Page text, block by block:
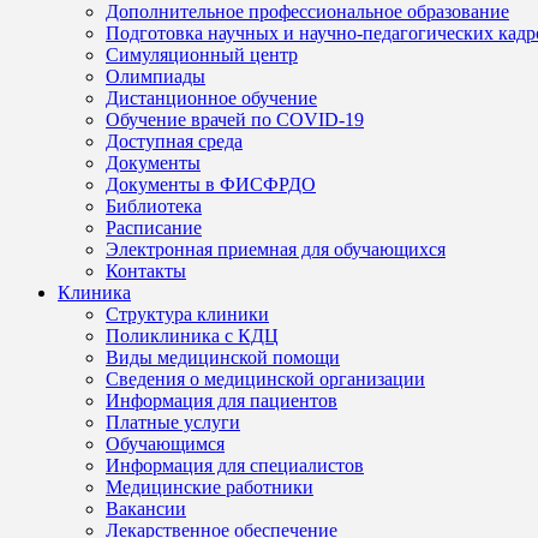
Дополнительное профессиональное образование
Подготовка научных и научно-педагогических
Симуляционный центр
Олимпиады
Дистанционное обучение
Обучение врачей по COVID-19
Доступная среда
Документы
Документы в ФИСФРДО
Библиотека
Расписание
Электронная приемная для обучающихся
Контакты
Клиника
Структура клиники
Поликлиника с КДЦ
Виды медицинской помощи
Сведения о медицинской организации
Информация для пациентов
Платные услуги
Обучающимся
Информация для специалистов
Медицинские работники
Вакансии
Лекарственное обеспечение